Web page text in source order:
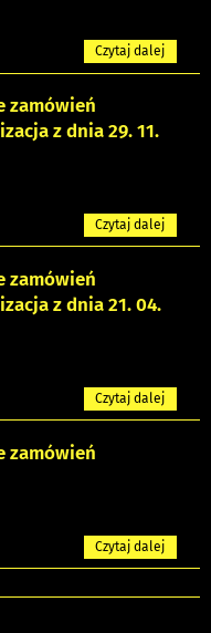
Czytaj dalej
zamówień
z dnia 29. 11.
Czytaj dalej
zamówień
z dnia 21. 04.
Czytaj dalej
zamówień
Czytaj dalej